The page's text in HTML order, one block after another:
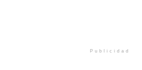
Publicidad